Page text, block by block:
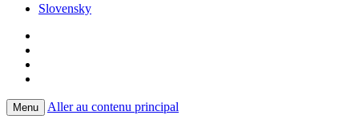
Slovensky
Menu Aller au contenu principal